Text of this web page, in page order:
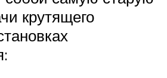
крутящего